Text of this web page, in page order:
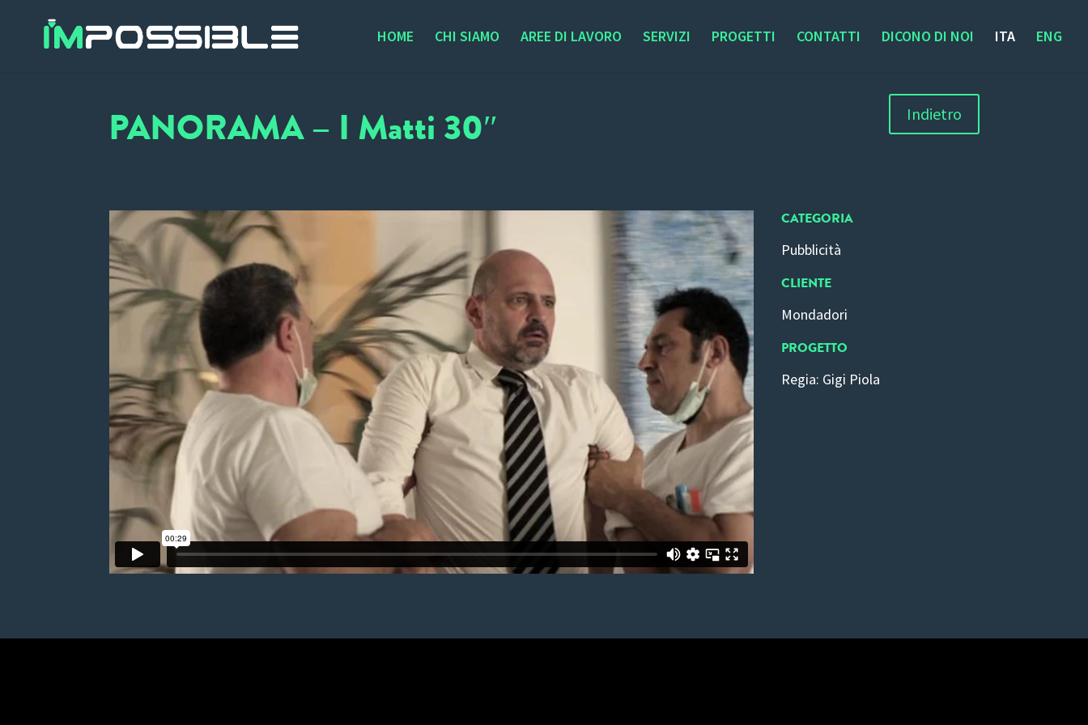
HOME CHI SIAMO AREE DI LAVORO SERVIZI PROGETTI CONTATTI DICONO DI NOI ITA ENG
Indietro
PANORAMA – I Matti 30″
CATEGORIA
Pubblicità
CLIENTE
Mondadori
PROGETTO
Regia: Gigi Piola